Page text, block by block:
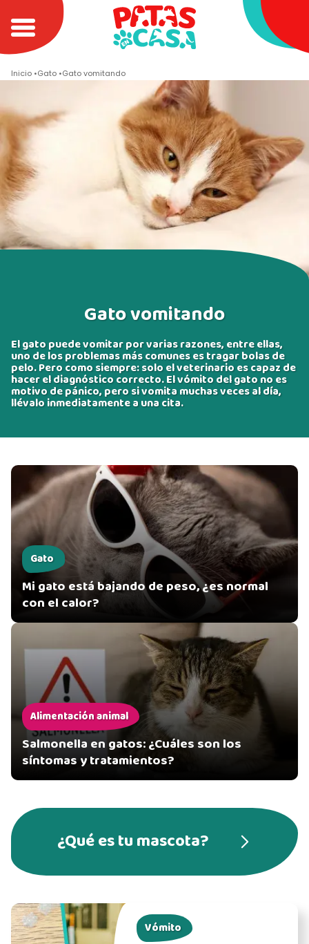
Inicio Gato Gato vomitando
Gato vomitando
El gato puede vomitar por varias razones, entre ellas,
uno de los problemas más comunes es tragar bolas de
pelo. Pero como siempre: solo el veterinario es capaz de
hacer el diagnóstico correcto. El vómito del gato no es
motivo de pánico, pero si vomita muchas veces al día,
llévalo inmediatamente a una cita.
Gato
Mi gato está bajando de peso, ¿es normal
con el calor?
Alimentación animal
Salmonella en gatos: ¿Cuáles son los
síntomas y tratamientos?
¿Qué es tu mascota?
Vómito